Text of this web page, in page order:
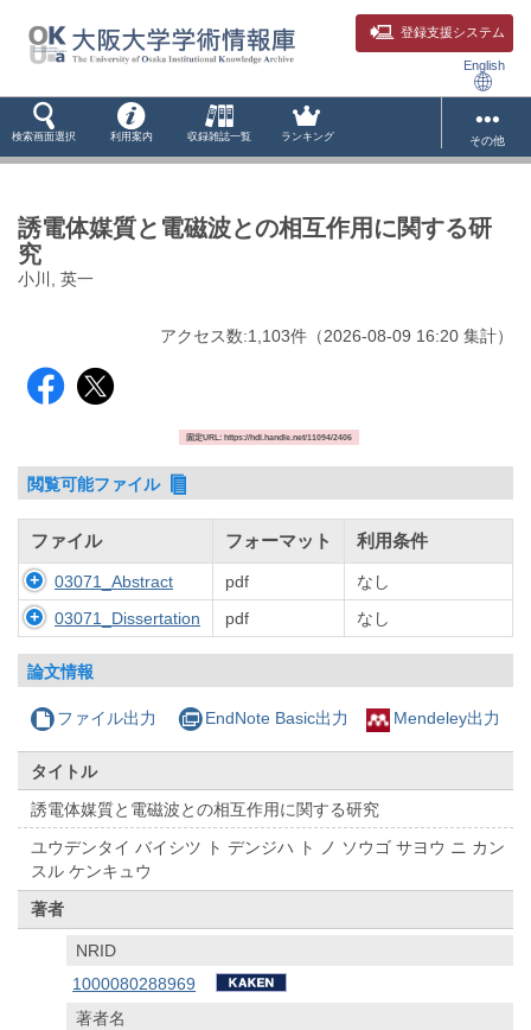
登録支援システム
English
検索画面選択 利用案内 収録雑誌一覧 ランキング その他
誘電体媒質と電磁波との相互作用に関する研
究
小川, 英一
アクセス数:1,103件 （2026-08-09 16:20 集計）
固定URL: https://hdl.handle.net/11094/2406
閲覧可能ファイル
ファイル フォーマット 利用条件
03071_Abstract pdf
なし
03071_Dissertation
pdf なし
論文情報
ファイル出力 EndNote Basic出力 Mendeley出力
タイトル
誘電体媒質と電磁波との相互作用に関する研究
ユウデンタイ バイシツ ト デンジハ ト ノ ソウゴ サヨウ ニ カン
スル ケンキュウ
著者
NRID
1000080288969
著者名